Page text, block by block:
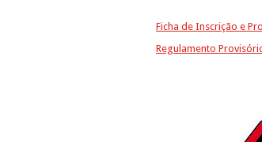
Ficha de Inscrição e
Regulamento